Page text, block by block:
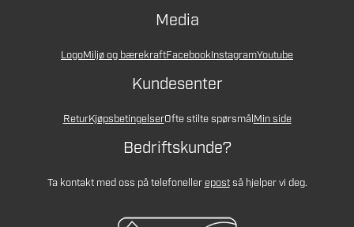
Media
LogoMiljø og bærekraftFacebookInstagramYoutube
Kundesenter
ReturKjøpsbetingelserOfte stilte spørsmålMin side
Bedriftskunde?
Ta kontakt med oss på telefonellerepostså hjelper vi deg.